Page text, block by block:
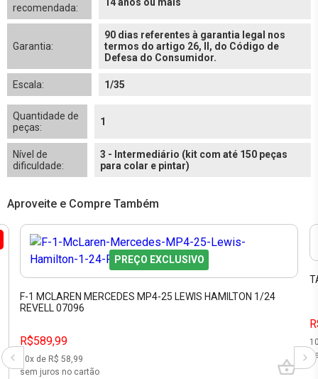
recomendada:
Garantia:
90 dias referentes à garantia legal nos
termos do artigo 26, II, do Código de
Defesa do Consumidor.
Escala: 1/35
Quantidade de
peças:
1
Nível de
dificuldade:
3 - Intermediário (kit com até 150 peças
para colar e pintar)
Aproveite e Compre Também
PREÇO EXCLUSIVO
F-1 MCLAREN MERCEDES MP4-25 LEWIS HAMILTON 1/24
REVELL 07096
R$589,99
10x de R$ 58,99
sem juros no cartão